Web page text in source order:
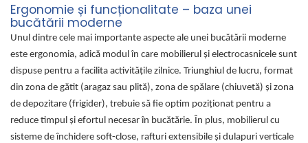
Ergonomie și funcționalitate – baza unei
bucătării moderne
Unul dintre cele mai importante aspecte ale unei bucătării moderne
este ergonomia, adică modul în care mobilierul și electrocasnicele sunt
dispuse pentru a facilita activitățile zilnice. Triunghiul de lucru, format
din zona de gătit (aragaz sau plită), zona de spălare (chiuvetă) și zona
de depozitare (frigider), trebuie să fie optim poziționat pentru a
reduce timpul și efortul necesar în bucătărie. În plus, mobilierul cu
sisteme de închidere soft-close, rafturi extensibile și dulapuri verticale